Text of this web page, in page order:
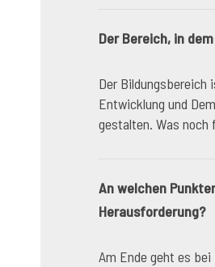
Der Bereich, in
Der Bildungsbereich
Entwicklung und
gestalten. Was
An welchen
Herausforderung?
Am Ende geht es